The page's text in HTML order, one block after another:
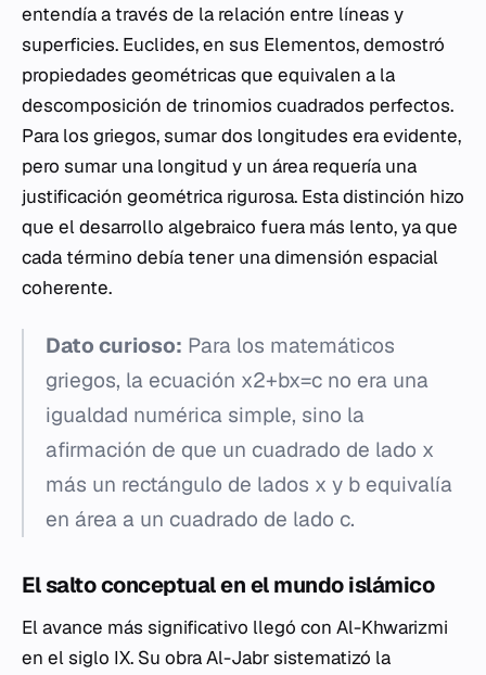
entendía a través de la relación entre líneas y
superficies. Euclides, en sus Elementos, demostró
propiedades geométricas que equivalen a la
descomposición de trinomios cuadrados perfectos.
Para los griegos, sumar dos longitudes era evidente,
pero sumar una longitud y un área requería una
justificación geométrica rigurosa. Esta distinción hizo
que el desarrollo algebraico fuera más lento, ya que
cada término debía tener una dimensión espacial
coherente.
Dato curioso: Para los matemáticos
griegos, la ecuación x2+bx=c no era una
igualdad numérica simple, sino la
afirmación de que un cuadrado de lado x
más un rectángulo de lados x y b equivalía
en área a un cuadrado de lado c​.
El salto conceptual en el mundo islámico
El avance más significativo llegó con Al-Khwarizmi
en el siglo IX. Su obraAl-Jabrsistematizó la